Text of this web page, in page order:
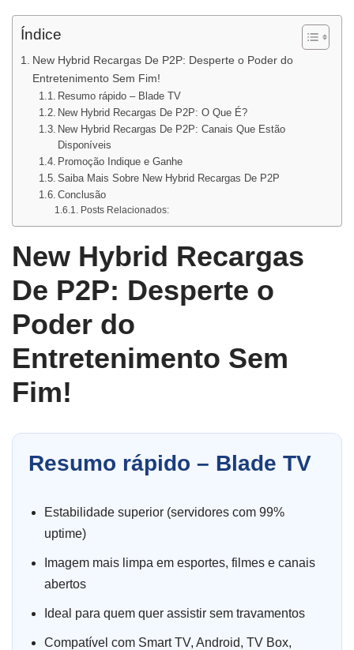
Índice
New Hybrid Recargas De P2P: Desperte o Poder do
Entretenimento Sem Fim!
Resumo rápido – Blade TV
New Hybrid Recargas De P2P: O Que É?
New Hybrid Recargas De P2P: Canais Que Estão
Disponíveis
Promoção Indique e Ganhe
Saiba Mais Sobre New Hybrid Recargas De P2P
Conclusão
Posts Relacionados:
New Hybrid Recargas
De P2P: Desperte o
Poder do
Entretenimento Sem
Fim!
Resumo rápido – Blade TV
Estabilidade superior (servidores com 99%
uptime)
Imagem mais limpa em esportes, filmes e canais
abertos
Ideal para quem quer assistir sem travamentos
Compatível com Smart TV, Android, TV Box,